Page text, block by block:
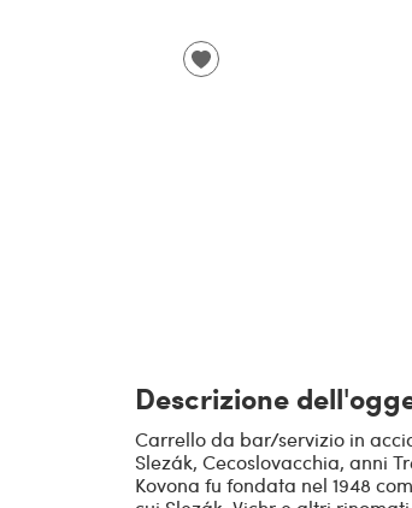
Descrizione
Carrello da bar/servizio in
Slezák, Cecoslovacchia, anni
Kovona fu fondata nel 1948